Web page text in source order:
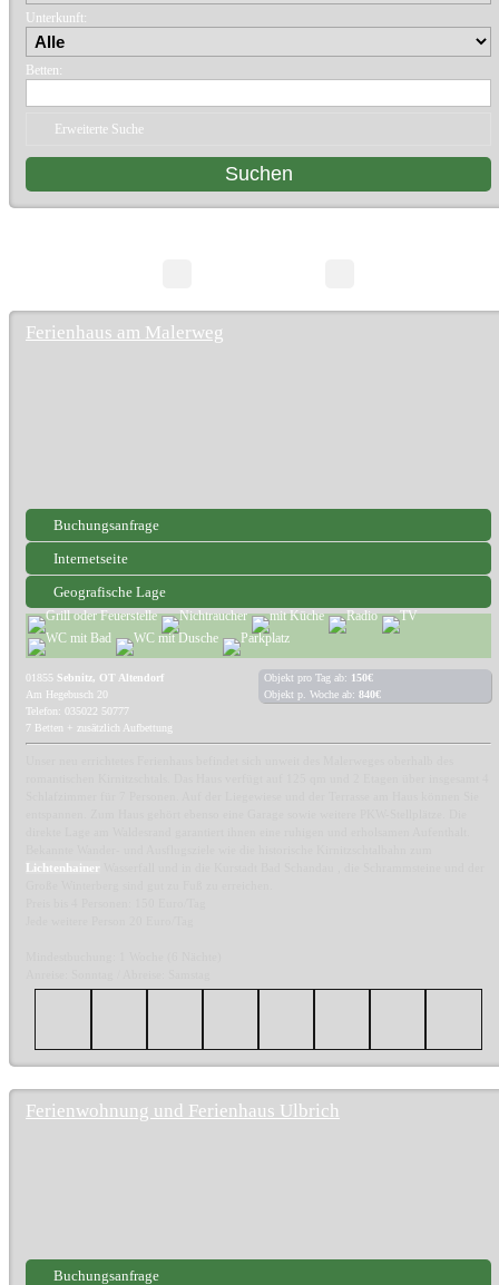
Unterkunft:
Betten:
Erweiterte Suche
Ferienhaus am Malerweg
Buchungsanfrage
Internetseite
Geografische Lage
01855 Sebnitz, OT Altendorf
Am Hegebusch 20
Telefon: 035022 50777
7 Betten + zusätzlich Aufbettung
Objekt pro Tag ab: 150€
Objekt p. Woche ab: 840€
Lichtenhainer
Ferienwohnung und Ferienhaus Ulbrich
Buchungsanfrage